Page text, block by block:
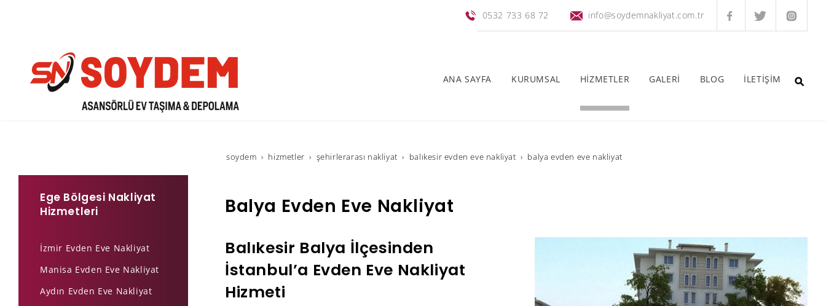
0532 733 68 72 info@soydemnakliyat.com.tr
ANA SAYFA KURUMSAL HİZMETLER GALERİ BLOG İLETİŞİM
soydem hi̇zmetler şehirlerarası nakliyat balıkesir evden eve nakliyat balya evden eve nakliyat
Balya Evden Eve Nakliyat
Balıkesir Balya İlçesinden
İstanbul’a Evden Eve Nakliyat
Hizmeti
Ege Bölgesi Nakliyat
Hizmetleri
İzmir Evden Eve Nakliyat
Manisa Evden Eve Nakliyat
Aydın Evden Eve Nakliyat